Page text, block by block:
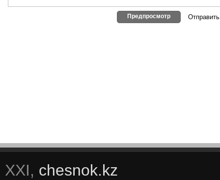
Предпросмотр
XXI, chesnok.kz